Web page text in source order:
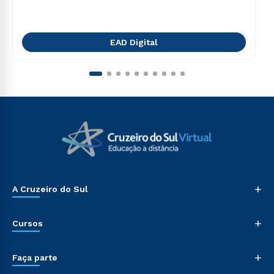
EAD Digital
A Cruzeiro do Sul +
Cursos +
Faça parte +